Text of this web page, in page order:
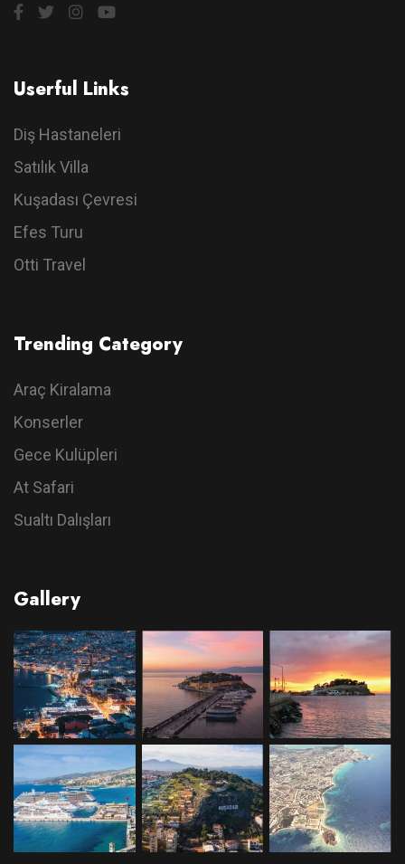
Userful Links
Diş Hastaneleri
Satılık Villa
Kuşadası Çevresi
Efes Turu
Otti Travel
Trending Category
Araç Kiralama
Konserler
Gece Kulüpleri
At Safari
Sualtı Dalışları
Gallery